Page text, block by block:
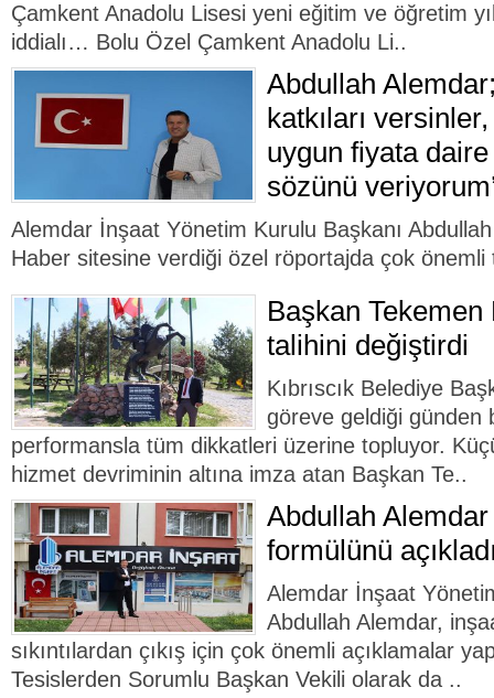
Çamkent Anadolu Lisesi yeni eğitim ve öğretim
iddialı… Bolu Özel Çamkent Anadolu Li..
Abdullah
katkıları
uygun fiyata
sözünü
Alemdar İnşaat Yönetim Kurulu Başkanı
Haber sitesine verdiği özel röportajda çok önemli
Başkan Tekemen
talihini değiştirdi
Kıbrıscık Belediye
göreve geldiği günden
performansla tüm dikkatleri üzerine topluyor.
hizmet devriminin altına imza atan Başkan Te..
Abdullah Alemdar
formülünü
Alemdar İnşaat
Abdullah Alemdar,
sıkıntılardan çıkış için çok önemli açıklamalar
Tesislerden Sorumlu Başkan Vekili olarak da ..